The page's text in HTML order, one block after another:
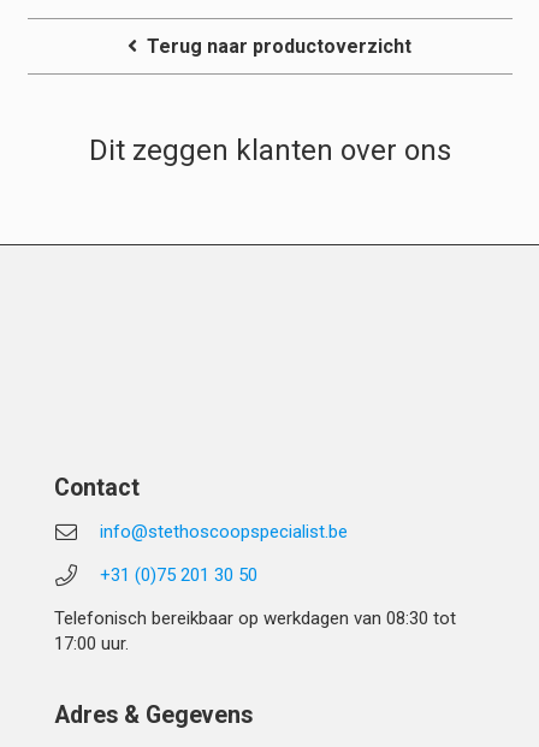
Terug naar productoverzicht
Dit zeggen klanten over ons
Contact
info@stethoscoopspecialist.be
+31 (0)75 201 30 50
Telefonisch bereikbaar op werkdagen van 08:30 tot
17:00 uur.
Adres & Gegevens